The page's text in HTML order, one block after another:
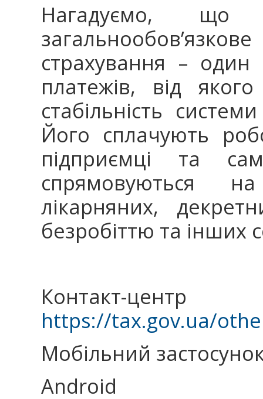
Нагадуємо,
страхування – один
платежів, від
стабільність
Його сплачують
підприємці та
спрямовуються
лікарняних,
безробіттю та інших
https://tax.gov.ua/
Мобільний
Android